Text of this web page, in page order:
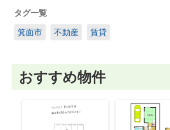
タグ一覧
箕面市 不動産 賃貸
おすすめ物件